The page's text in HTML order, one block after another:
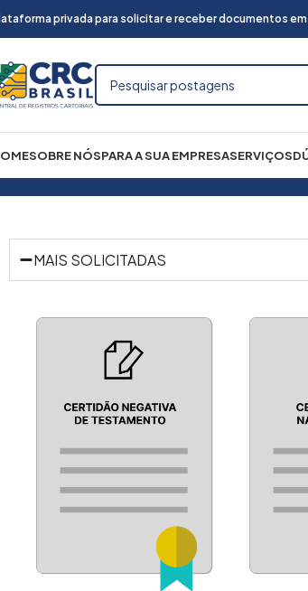
privada para solicitar e receber documentos
SOBRE NÓSPARA A SUA EMPRESASERVIÇOS
Civil Certidão Urgente Certidão de
MAIS SOLICITADAS